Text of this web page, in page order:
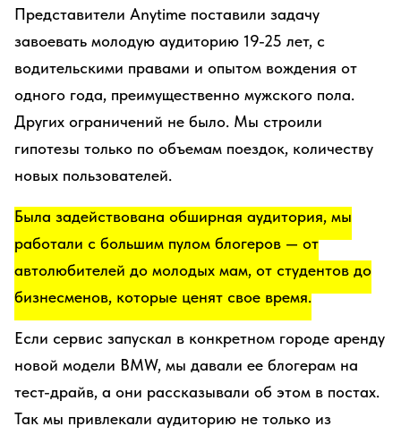
Представители Anytime поставили задачу
завоевать молодую аудиторию 19-25 лет, с
водительскими правами и опытом вождения от
одного года, преимущественно мужского пола.
Других ограничений не было. Мы строили
гипотезы только по объемам поездок, количеству
новых пользователей.
Была задействована обширная аудитория, мы
работали с большим пулом блогеров — от
автолюбителей до молодых мам, от студентов до
бизнесменов, которые ценят свое время.
Если сервис запускал в конкретном городе аренду
новой модели BMW, мы давали ее блогерам на
тест-драйв, а они рассказывали об этом в постах.
Так мы привлекали аудиторию не только из